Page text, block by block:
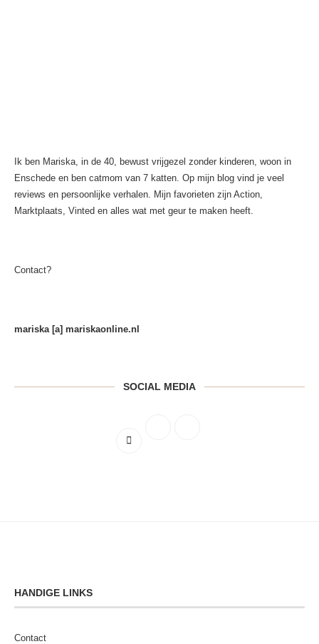
Ik ben Mariska, in de 40, bewust vrijgezel zonder kinderen, woon in
Enschede en ben catmom van 7 katten. Op mijn blog vind je veel
reviews en persoonlijke verhalen. Mijn favorieten zijn Action,
Marktplaats, Vinted en alles wat met geur te maken heeft.
Contact?
mariska [a] mariskaonline.nl
SOCIAL MEDIA
HANDIGE LINKS
Contact